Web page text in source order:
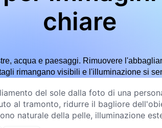
chiare
acqua e paesaggi. Rimuovere
rimangano visibili e l'illuminazione si